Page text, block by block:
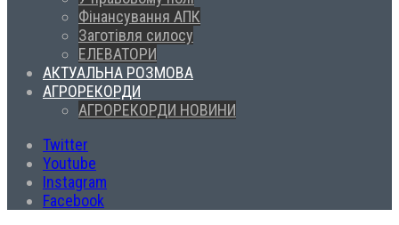
Фінансування АПК
Заготівля силосу
ЕЛЕВАТОРИ
АКТУАЛЬНА РОЗМОВА
АГРОРЕКОРДИ
АГРОРЕКОРДИ НОВИНИ
Twitter
Youtube
Instagram
Facebook